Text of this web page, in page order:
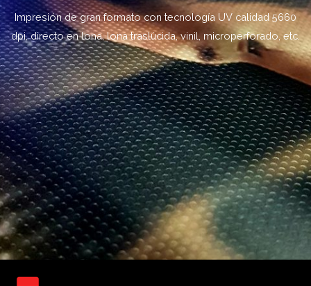
Impresión de gran formato con tecnología UV calidad 5660
dpi, directo en lona, lona traslúcida, vinil, microperforado, etc.